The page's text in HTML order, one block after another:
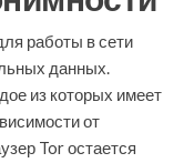
работы в сети
данных.
из которых имеет
от
Tor остается